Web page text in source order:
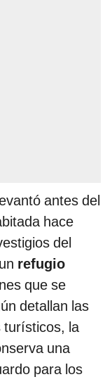
antes del
hace
del
refugio
que se
detallan las
turísticos, la
una
para los